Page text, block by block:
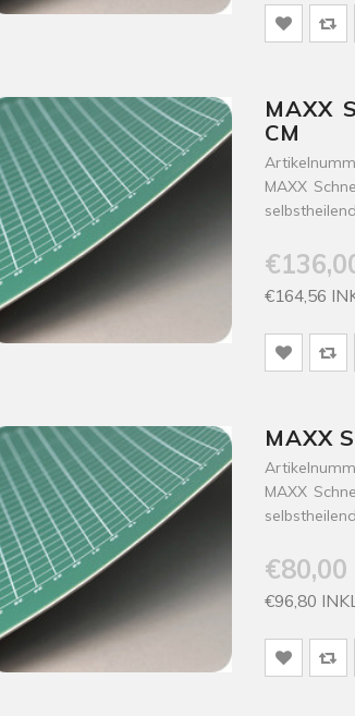
MAXX
CM
MAXX
€164,56
MAXX
MAXX
€80,00
€96,80